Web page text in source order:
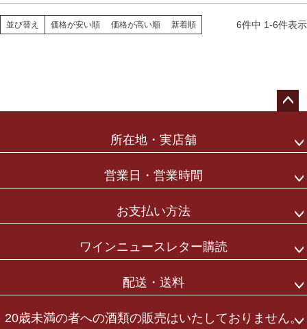
並び替え 価格が安い順 価格が高い順 新着順 6件中 1-6件表示
所在地・実店舗
営業日・営業時間
お支払い方法
ワインニュースレター購読
配送・送料
20歳未満の者への酒類の販売はいたしておりません。